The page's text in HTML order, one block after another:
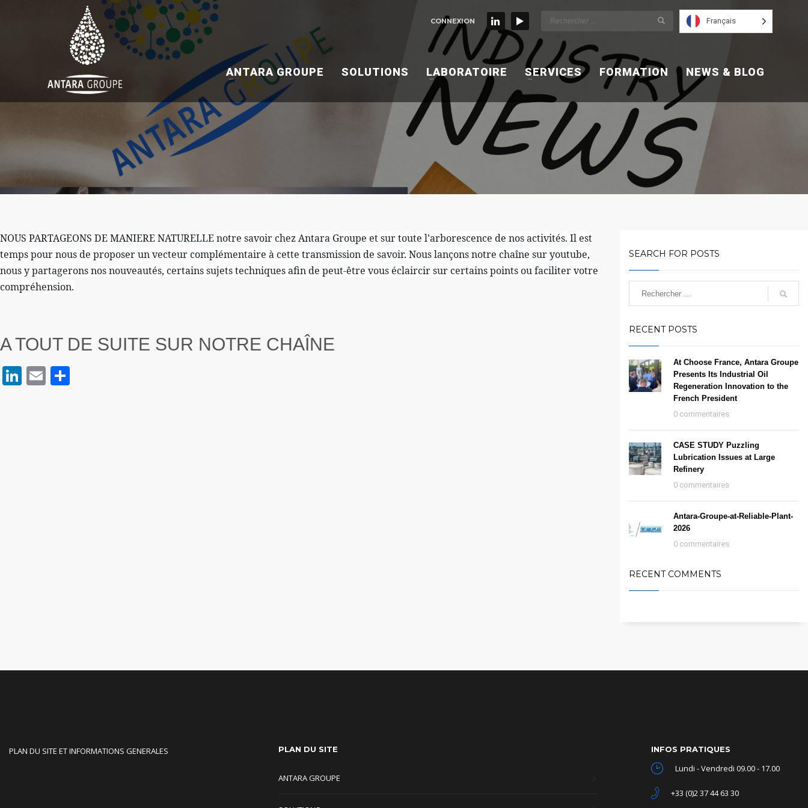
CONNEXION Français
ANTARA GROUPE SOLUTIONS LABORATOIRE SERVICES FORMATION NEWS & BLOG
NOUS PARTAGEONS DE MANIERE NATURELLE notre savoir chez Antara Groupe et sur toute l’arborescence de nos activités. Il est
temps pour nous de proposer un vecteur complémentaire à cette transmission de savoir. Nous lançons notre chaîne sur youtube,
nous y partagerons nos nouveautés, certains sujets techniques afin de peut-être vous éclaircir sur certains points ou faciliter votre
compréhension.
A TOUT DE SUITE SUR NOTRE CHAÎNE
LinkedIn
Email
SEARCH FOR POSTS
RECENT POSTS
At Choose France, Antara Groupe
Presents Its Industrial Oil
Regeneration Innovation to the
French President
0 commentaires
CASE STUDY Puzzling
Lubrication Issues at Large
Refinery
0 commentaires
Antara-Groupe-at-Reliable-Plant-
2026
0 commentaires
RECENT COMMENTS
PLAN DU SITE ET INFORMATIONS GENERALES PLAN DU SITE
ANTARA GROUPE
INFOS PRATIQUES
Lundi - Vendredi 09.00 - 17.00
+33 (0)2 37 44 63 30